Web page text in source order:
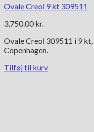
Ovale Creol 9 kt 309511
3,750.00 kr.
Ovale Creol 309511 i 9
Copenhagen.
Tilføj til kurv